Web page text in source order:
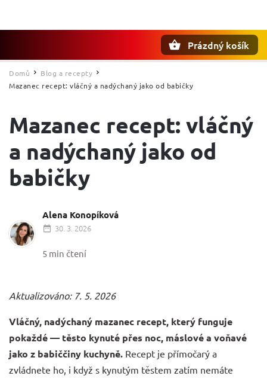
Prázdný košík
Domů / Blog a recepty /
Mazanec recept: vláčný a nadýchaný jako od babičky
Mazanec recept: vláčný
a nadýchaný jako od
babičky
Alena Konopíková
30. 3. 2026
5 min čtení
Aktualizováno: 7. 5. 2026
Vláčný, nadýchaný mazanec recept, který funguje
pokaždé — těsto kynuté přes noc, máslové a voňavé
jako z babiččiny kuchyně. Recept je přímočarý a
zvládnete ho, i když s kynutým těstem zatím nemáte